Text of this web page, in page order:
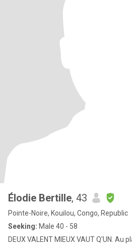
Élodie Bertille, 43
Pointe-Noire, Kouilou, Congo, Republic
Seeking: Male 40 - 58
DEUX VALENT MIEUX VAUT Q'UN. Au